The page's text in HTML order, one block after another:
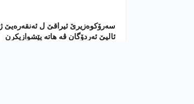
سەرۆکوەزیرێ ئیراقێ ل ئەنقەرەیێ ژ
ئالیێ ئەردۆگان ڤە ھاتە پێشوازیکرن